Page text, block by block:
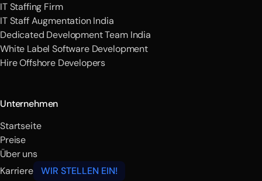
IT Staffing Firm
IT Staff Augmentation India
Dedicated Development Team India
White Label Software Development
Hire Offshore Developers
Unternehmen
Startseite
Preise
Über uns
Karriere
WIR STELLEN EIN!